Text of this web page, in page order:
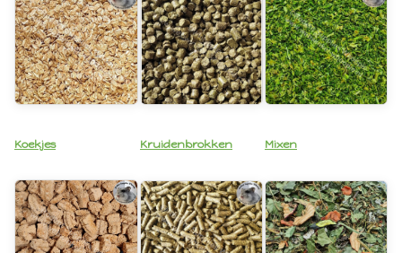
Koekjes Kruidenbrokken Mixen